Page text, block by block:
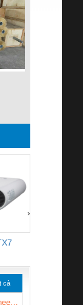
›
cả
Tuyển gấp nhân viên Kỹ Thuật - Cty SMC Engineering